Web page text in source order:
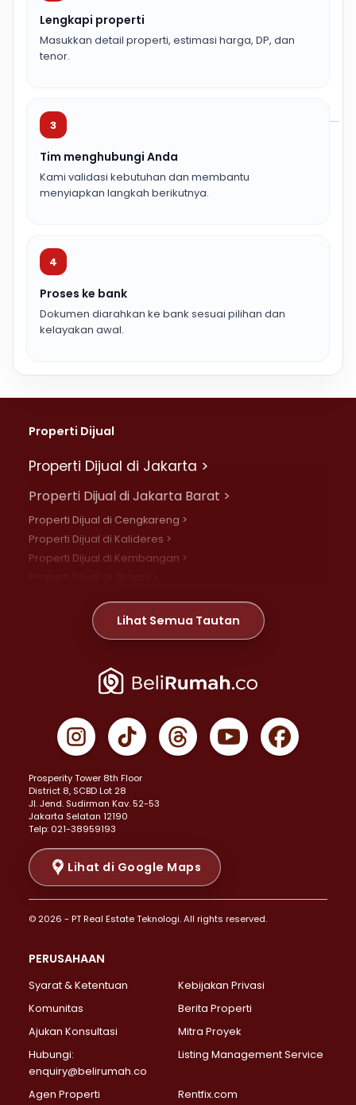
Lengkapi properti
Masukkan detail properti, estimasi harga, DP, dan
tenor.
3
Tim menghubungi Anda
Kami validasi kebutuhan dan membantu
menyiapkan langkah berikutnya.
4
Proses ke bank
Dokumen diarahkan ke bank sesuai pilihan dan
kelayakan awal.
Properti Dijual
Properti Dijual di Jakarta >
Properti Dijual di Jakarta Barat >
Properti Dijual di Cengkareng >
Properti Dijual di Kalideres >
Properti Dijual di Kembangan >
Properti Dijual di Meruya >
Properti Dijual di Jelambar >
Properti Dijual di Jakarta Pusat >
Properti Dijual di Gambir >
Properti Dijual di Johar Baru >
Properti Dijual di Menteng >
Properti Dijual di Senen >
Properti Dijual di Tanah Abang >
Properti Dijual di Cikini >
Properti Dijual di Kramat >
Properti Dijual di Pasar Baru >
Properti Dijual di Bendungan Hilir >
Properti Dijual di Jakarta Selatan >
Properti Dijual di Lebak Bulus >
Properti Dijual di Gandaria Selatan >
Properti Dijual di Pondok Labu >
Properti Dijual di Lenteng Agung >
Properti Dijual di Senayan >
Properti Dijual di Pondok Pinang >
Lihat Semua Tautan
Prosperity Tower 8th Floor
District 8, SCBD Lot 28
JI. Jend. Sudirman Kav. 52-53
Jakarta Selatan 12190
Telp: 021-38959193
Lihat di Google Maps
© 2026 - PT Real Estate Teknologi. All rights reserved.
PERUSAHAAN
Syarat & Ketentuan
Kebijakan Privasi
Komunitas
Berita Properti
Ajukan Konsultasi
Mitra Proyek
Hubungi:
enquiry@belirumah.co
Listing Management Service
Agen Properti Rentfix.com